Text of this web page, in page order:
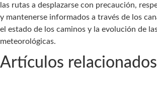
las rutas a desplazarse con precaución,
y mantenerse informados a través de los
el estado de los caminos y la evolución de
meteorológicas.
Artículos relacionados